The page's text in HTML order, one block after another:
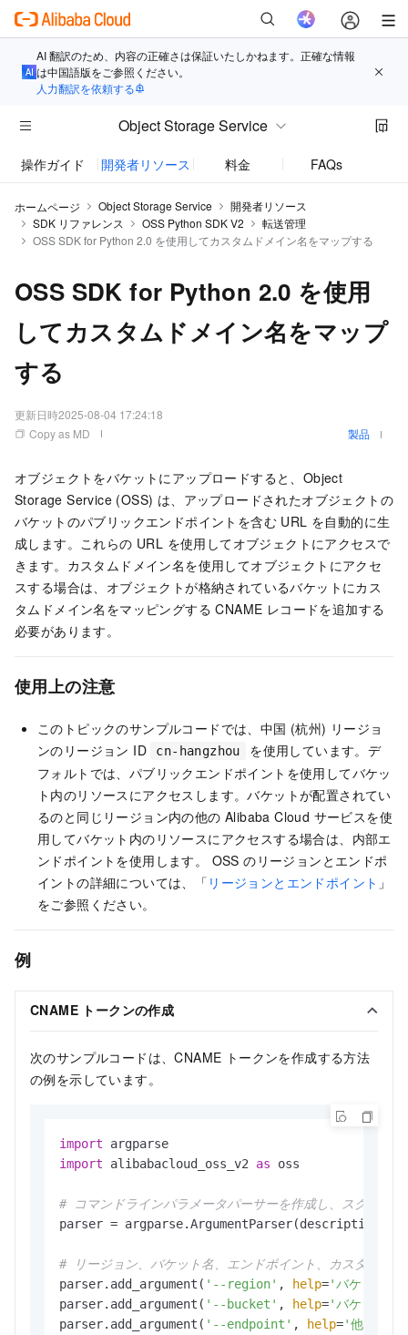
AI 翻訳のため、内容の正確さは保証いたしかねます。正確な情報
は中国語版をご参照ください。
人力翻訳を依頼する
Object Storage Service
操作ガイド 開発者リソース 料金 FAQs
ホームページ Object Storage Service
開発者リソース
SDK リファレンス
OSS Python SDK V2
転送管理
OSS SDK for Python 2.0 を使用してカスタムドメイン名をマップする
OSS SDK for Python 2.0 を使用
してカスタムドメイン名をマップ
する
更新日時2025-08-04 17:24:18
Copy as MD
製品
オブジェクトをバケットにアップロードすると、Object
Storage Service (OSS) は、アップロードされたオブジェクトの
バケットのパブリックエンドポイントを含む URL を自動的に生
成します。これらの URL を使用してオブジェクトにアクセスで
きます。カスタムドメイン名を使用してオブジェクトにアクセ
スする場合は、オブジェクトが格納されているバケットにカス
タムドメイン名をマッピングする CNAME レコードを追加する
必要があります。
使用上の注意
このトピックのサンプルコードでは、中国 (杭州) リージョ
ンのリージョン ID
cn-hangzhou
を使用しています。デ
フォルトでは、パブリックエンドポイントを使用してバケッ
ト内のリソースにアクセスします。バケットが配置されてい
るのと同じリージョン内の他の Alibaba Cloud サービスを使
用してバケット内のリソースにアクセスする場合は、内部エ
ンドポイントを使用します。 OSS のリージョンとエンドポ
イントの詳細については、「 リージョンとエンドポイント 」
をご参照ください。
例
CNAME トークンの作成
次のサンプルコードは、CNAME トークンを作成する方法
の例を示しています。
import
import alibabacloud_oss_v2 as oss
# コマンドラインパラメータパーサーを作成し、スクリプ
parser = argparse.ArgumentParser(description=
# リージョン、バケット名、エンドポイント、カスタムド
parser.add_argument( '--region' , help='バケットが
parser.add_argument( '--bucket' , help='バケットの
parser.add_argument( '--endpoint' , help='他のサー